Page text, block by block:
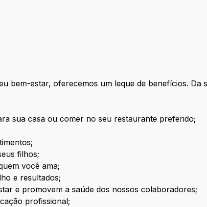
bem-estar, oferecemos um leque de benefícios. Da
sua casa ou comer no seu restaurante preferido;
filhos;
você ama;
e resultados;
e promovem a saúde dos nossos colaboradores;
profissional;